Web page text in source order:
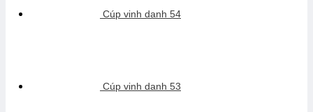
Cúp vinh danh 54
Cúp vinh danh 53